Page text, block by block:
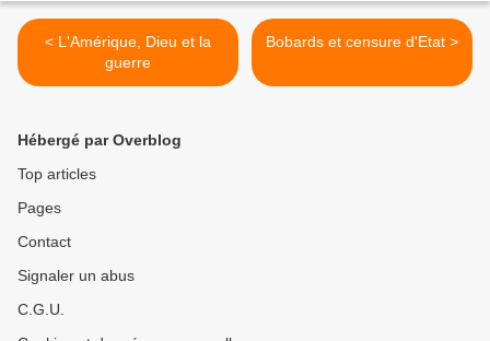
< L'Amérique, Dieu et la
guerre
Bobards et censure d'Etat >
Hébergé par Overblog
Top articles
Pages
Contact
Signaler un abus
C.G.U.